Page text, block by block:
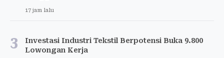
17 jam lalu
3
Investasi Industri Tekstil Berpotensi Buka 9.800
Lowongan Kerja